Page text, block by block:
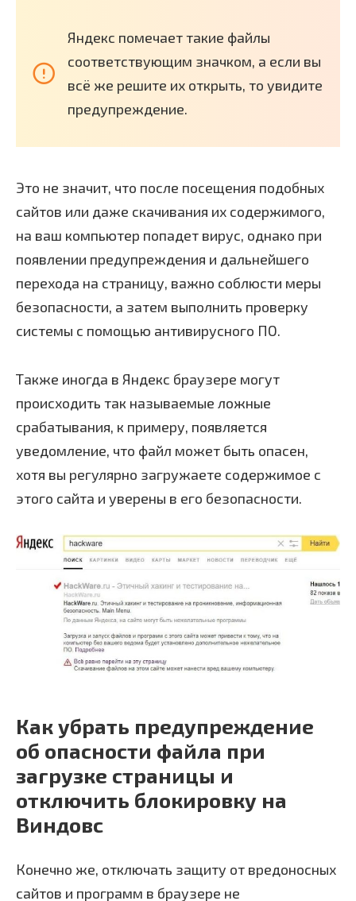
Яндекс помечает такие файлы
соответствующим значком, а если вы
всё же решите их открыть, то увидите
предупреждение.
Это не значит, что после посещения подобных
сайтов или даже скачивания их содержимого,
на ваш компьютер попадет вирус, однако при
появлении предупреждения и дальнейшего
перехода на страницу, важно соблюсти меры
безопасности, а затем выполнить проверку
системы с помощью антивирусного ПО.
Также иногда в Яндекс браузере могут
происходить так называемые ложные
срабатывания, к примеру, появляется
уведомление, что файл может быть опасен,
хотя вы регулярно загружаете содержимое с
этого сайта и уверены в его безопасности.
Как убрать предупреждение
об опасности файла при
загрузке страницы и
отключить блокировку на
Виндовс
Конечно же, отключать защиту от вредоносных
сайтов и программ в браузере не